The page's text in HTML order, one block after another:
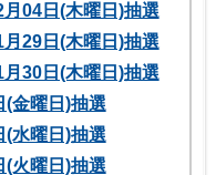
04日(木曜日)抽選
29日(木曜日)抽選
30日(木曜日)抽選
(金曜日)抽選
(水曜日)抽選
(火曜日)抽選